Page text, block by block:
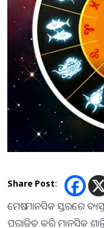
Share Post:
ମେଷ: ମାନସିକ ସ୍ତରରେ
ପରାଜିତ କରି ମାନସିକ